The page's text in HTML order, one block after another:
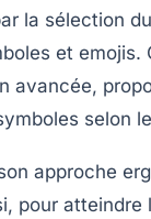
la sélection
et
avancée,
selon
approche
pour atteindre